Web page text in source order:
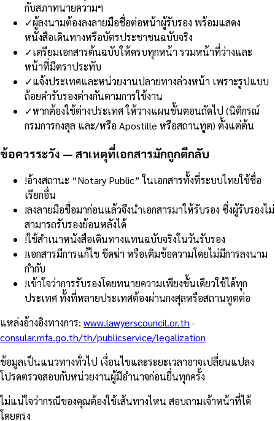
กับสภาทนายความฯ
✓ผู้ลงนามต้องลงลายมือชื่อต่อหน้าผู้รับรอง พร้อมแสดง
หนังสือเดินทางหรือบัตรประชาชนฉบับจริง
✓เตรียมเอกสารต้นฉบับให้ครบทุกหน้า รวมหน้าที่ว่างและ
หน้าที่มีตราประทับ
✓แจ้งประเทศและหน่วยงานปลายทางล่วงหน้า เพราะรูปแบบ
ถ้อยคำรับรองต่างกันตามการใช้งาน
✓หากต้องใช้ต่างประเทศ ให้วางแผนขั้นตอนถัดไป (นิติกรณ์
กรมการกงสุล และ/หรือ Apostille หรือสถานทูต) ตั้งแต่ต้น
ข้อควรระวัง — สาเหตุที่เอกสารมักถูกตีกลับ
!อ้างสถานะ “Notary Public” ในเอกสารทั้งที่ระบบไทยใช้ชื่อ
เรียกอื่น
!ลงลายมือชื่อมาก่อนแล้วจึงนำเอกสารมาให้รับรอง ซึ่งผู้รับรองไม่
สามารถรับรองย้อนหลังได้
!ใช้สำเนาหนังสือเดินทางแทนฉบับจริงในวันรับรอง
!เอกสารมีการแก้ไข ขีดฆ่า หรือเติมข้อความโดยไม่มีการลงนาม
กำกับ
!เข้าใจว่าการรับรองโดยทนายความเพียงขั้นเดียวใช้ได้ทุก
ประเทศ ทั้งที่หลายประเทศต้องผ่านกงสุลหรือสถานทูตต่อ
แหล่งอ้างอิงทางการ: www.lawyerscouncil.or.th ·
consular.mfa.go.th/th/publicservice/legalization
ข้อมูลเป็นแนวทางทั่วไป เงื่อนไขและระยะเวลาอาจเปลี่ยนแปลง
โปรดตรวจสอบกับหน่วยงานผู้มีอำนาจก่อนยื่นทุกครั้ง
ไม่แน่ใจว่ากรณีของคุณต้องใช้เส้นทางไหน สอบถามเจ้าหน้าที่ได้
โดยตรง